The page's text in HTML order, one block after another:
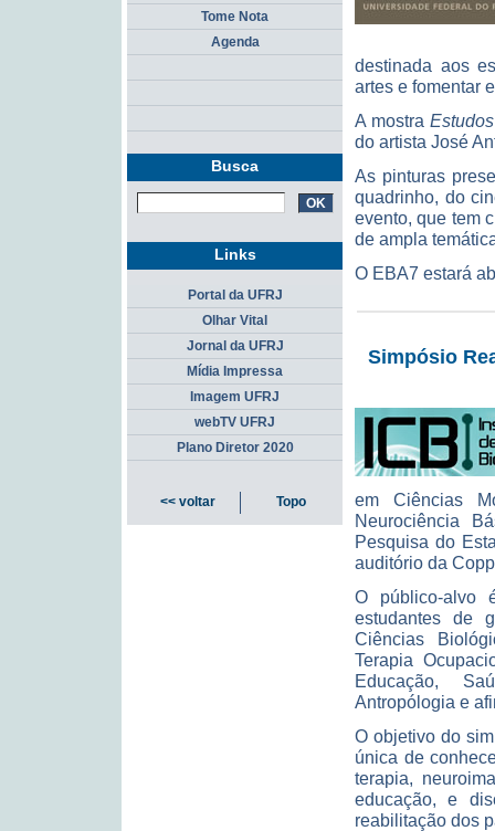
destinada aos
artes e fomentar
A mostra Estudos
do artista José
As pinturas
quadrinho, do
evento, que tem
de ampla
O EBA7 estará
Simpósio
em Ciências
Neurociência
Pesquisa do
auditório da
O público-alvo
estudantes de
Ciências
Terapia
Educação,
Antropólogia e
O objetivo do
única de
terapia,
educação, e
reabilitação dos
Tome Nota
Agenda
Busca
Links
Portal da UFRJ
Olhar Vital
Jornal da UFRJ
Mídia Impressa
Imagem UFRJ
webTV UFRJ
Plano Diretor 2020
<< voltar Topo